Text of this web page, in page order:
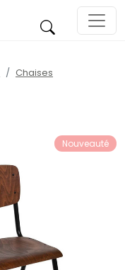
Chaises
Nouveauté